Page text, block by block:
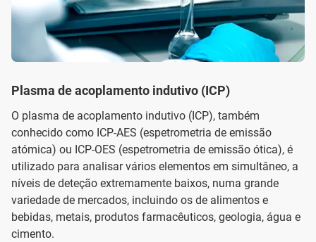
Plasma de acoplamento indutivo (ICP)
O plasma de acoplamento indutivo (ICP), também
conhecido como ICP-AES (espetrometria de emissão
atómica) ou ICP-OES (espetrometria de emissão ótica), é
utilizado para analisar vários elementos em simultâneo, a
níveis de deteção extremamente baixos, numa grande
variedade de mercados, incluindo os de alimentos e
bebidas, metais, produtos farmacêuticos, geologia, água e
cimento.